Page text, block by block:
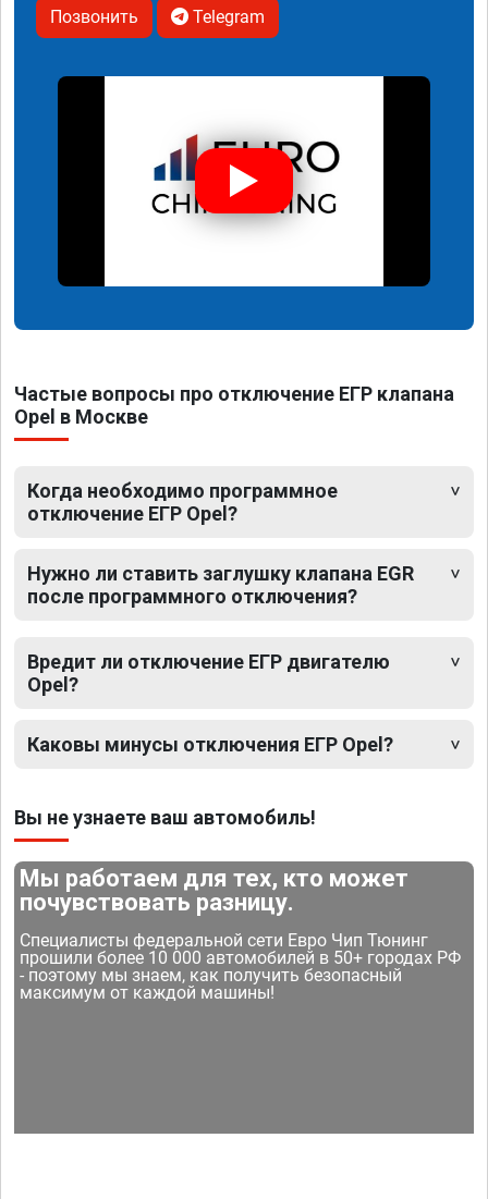
Позвонить Telegram
Частые вопросы про отключение ЕГР клапана
Opel в Москве
Когда необходимо программное
отключение ЕГР Opel?
Нужно ли ставить заглушку клапана EGR
после программного отключения?
Вредит ли отключение ЕГР двигателю
Opel?
Каковы минусы отключения ЕГР Opel?
Вы не узнаете ваш автомобиль!
Мы работаем для тех, кто может
почувствовать разницу.
Специалисты федеральной сети Евро Чип Тюнинг
прошили более 10 000 автомобилей в 50+ городах РФ
- поэтому мы знаем, как получить безопасный
максимум от каждой машины!